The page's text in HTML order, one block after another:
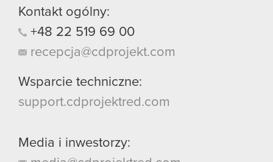
Kontakt ogólny:
+48 22 519 69 00
recepcja@cdprojekt.com
Wsparcie techniczne:
support.cdprojektred.com
Media i inwestorzy: